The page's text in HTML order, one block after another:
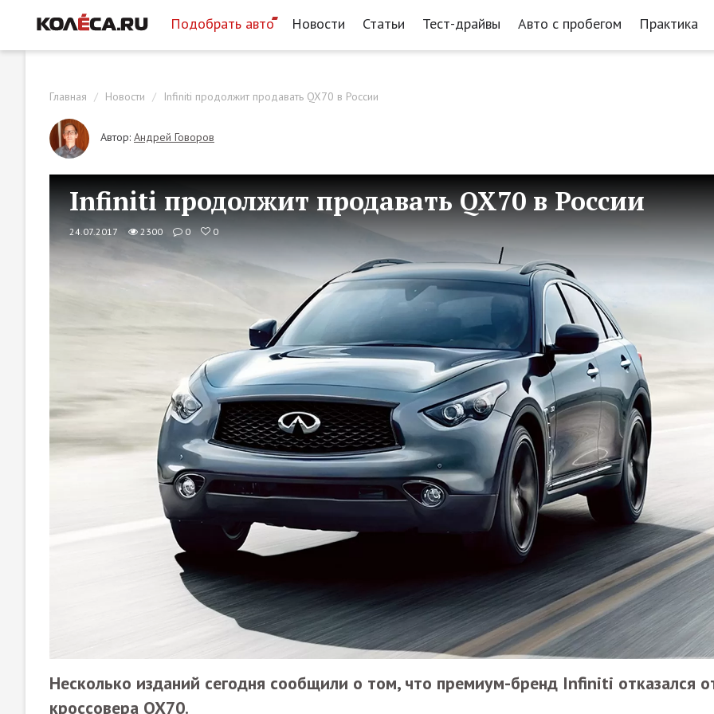
Подобрать авто Новости Статьи Тест-драйвы Авто с пробегом Практика
Главная Новости Infiniti продолжит продавать QX70 в России
Автор: Андрей Говоров
Infiniti продолжит продавать QX70 в России
24.07.2017 2300 0 0
Несколько изданий сегодня сообщили о том, что премиум-бренд Infiniti отказался
кроссовера QX70.